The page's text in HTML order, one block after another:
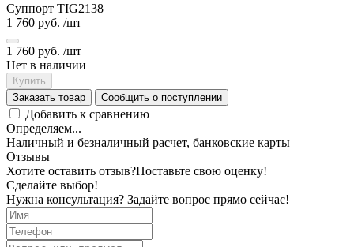
Суппорт TIG2138
1 760 руб. /шт
1 760 руб. /шт
Нет в наличии
Купить
Заказать товар
Сообщить о поступлении
Добавить к сравнению
Определяем...
Наличный и безналичный расчет, банковские карты
Отзывы
Хотите оставить отзыв?Поставьте свою оценку!
Сделайте выбор!
Нужна консультация? Задайте вопрос прямо сейчас!